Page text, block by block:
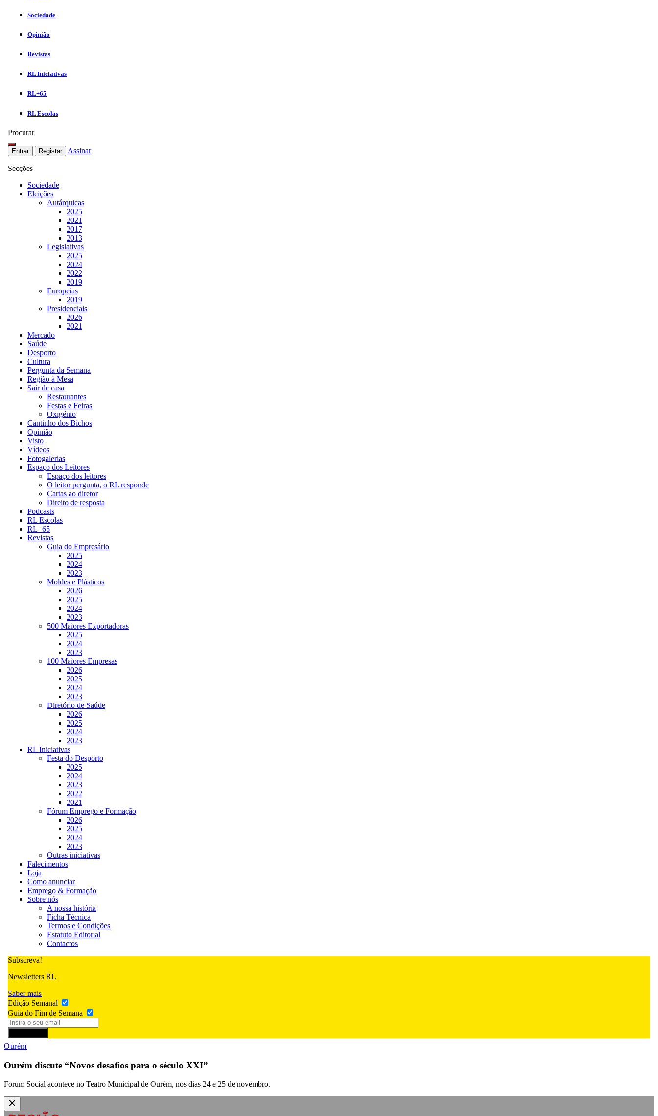
Sociedade
Opinião
Revistas
RL Iniciativas
RL+65
RL Escolas
Procurar
Entrar Registar Assinar
Secções
Sociedade
Eleições
Autárquicas
2025
2021
2017
2013
Legislativas
2025
2024
2022
2019
Europeias
2019
Presidenciais
2026
2021
Mercado
Saúde
Desporto
Cultura
Pergunta da Semana
Região à Mesa
Sair de casa
Restaurantes
Festas e Feiras
Oxigénio
Cantinho dos Bichos
Opinião
Visto
Vídeos
Fotogalerias
Espaço dos Leitores
Espaço dos leitores
O leitor pergunta, o RL responde
Cartas ao diretor
Direito de resposta
Podcasts
RL Escolas
RL+65
Revistas
Guia do Empresário
2025
2024
2023
Moldes e Plásticos
2026
2025
2024
2023
500 Maiores Exportadoras
2025
2024
2023
100 Maiores Empresas
2026
2025
2024
2023
Diretório de Saúde
2026
2025
2024
2023
RL Iniciativas
Festa do Desporto
2025
2024
2023
2022
2021
Fórum Emprego e Formação
2026
2025
2024
2023
Outras iniciativas
Falecimentos
Loja
Como anunciar
Emprego & Formação
Sobre nós
A nossa história
Ficha Técnica
Termos e Condições
Estatuto Editorial
Contactos
Subscreva!
Newsletters RL
Saber mais
Edição Semanal
Guia do Fim de Semana
Ourém
Ourém discute “Novos desafios para o século XXI”
Forum Social acontece no Teatro Municipal de Ourém, nos dias 24 e 25 de novembro.